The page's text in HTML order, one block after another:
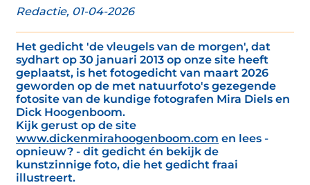
Redactie, 01-04-2026
Het gedicht 'de vleugels van de morgen', dat
sydhart op 30 januari 2013 op onze site heeft
geplaatst, is het fotogedicht van maart 2026
geworden op de met natuurfoto's gezegende
fotosite van de kundige fotografen Mira Diels en
Dick Hoogenboom.
Kijk gerust op de site
www.dickenmirahoogenboom.com en lees -
opnieuw? - dit gedicht én bekijk de
kunstzinnige foto, die het gedicht fraai
illustreert.